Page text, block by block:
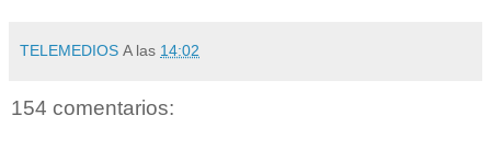
TELEMEDIOS A las 14:02
154 comentarios: